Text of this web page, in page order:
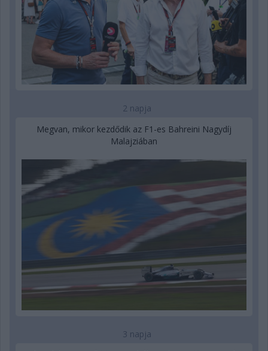
2 napja
Megvan, mikor kezdődik az F1-es Bahreini Nagydíj
Malajziában
3 napja